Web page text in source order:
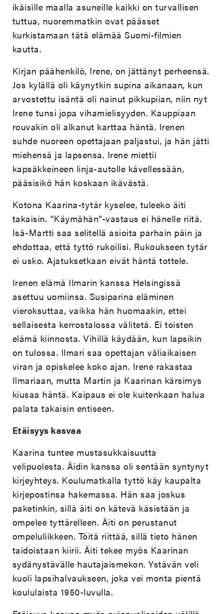
ikäisille maalla asuneille kaikki on turvallisen
tuttua, nuoremmatkin ovat päässet
kurkistamaan tätä elämää Suomi-filmien
kautta.
Kirjan päähenkilö, Irene, on jättänyt perheensä.
Jos kylällä oli käynytkin supina aikanaan, kun
arvostettu isäntä oli nainut pikkupiian, niin nyt
Irene tunsi jopa vihamielisyyden. Kauppiaan
rouvakin oli alkanut karttaa häntä. Irenen
suhde nuoreen opettajaan paljastui, ja hän jätti
miehensä ja lapsensa. Irene miettii
kapsäkkeineen linja-autolle kävellessään,
pääsisikö hän koskaan ikävästä.
Kotona Kaarina-tytär kyselee, tuleeko äiti
takaisin. ”Käymähän”-vastaus ei hänelle riitä.
Isä-Martti saa selitellä asioita parhain päin ja
ehdottaa, että tyttö rukoilisi. Rukoukseen tytär
ei usko. Ajatuksetkaan eivät häntä tottele.
Irenen elämä Ilmarin kanssa Helsingissä
asettuu uomiinsa. Susiparina eläminen
vieroksuttaa, vaikka hän huomaakin, ettei
sellaisesta kerrostalossa välitetä. Ei toisten
elämä kiinnosta. Vihillä käydään, kun lapsikin
on tulossa. Ilmari saa opettajan väliaikaisen
viran ja opiskelee koko ajan. Irene rakastaa
Ilmariaan, mutta Martin ja Kaarinan kärsimys
kiusaa häntä. Kaipaus ei ole kuitenkaan halua
palata takaisin entiseen.
Etäisyys kasvaa
Kaarina tuntee mustasukkaisuutta
velipuolesta. Äidin kanssa oli sentään syntynyt
kirjeyhteys. Koulumatkalla tyttö käy kaupalta
kirjepostinsa hakemassa. Hän saa joskus
paketinkin, sillä äiti on kätevä käsistään ja
ompelee tyttärelleen. Äiti on perustanut
ompeluliikkeen. Töitä riittää, sillä tieto hänen
taidoistaan kiirii. Äiti tekee myös Kaarinan
sydänystävälle hautajaismekon. Ystävän veli
kuoli lapsihalvaukseen, joka vei monta pientä
koululaista 1950-luvulla.